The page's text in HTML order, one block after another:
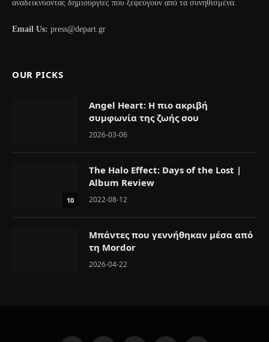
αναδεικνύοντας δημιουργίες που ξεφεύγουν από τα συνηθισμένα.
Email Us: press@depart.gr
OUR PICKS
Angel Heart: Η πιο ακριβή
συμφωνία της ζωής σου
2026-03-06
10
The Halo Effect: Days of the Lost |
Album Review
2022-08-12
Μπάντες που γεννήθηκαν μέσα από
τη Mordor
2026-04-22